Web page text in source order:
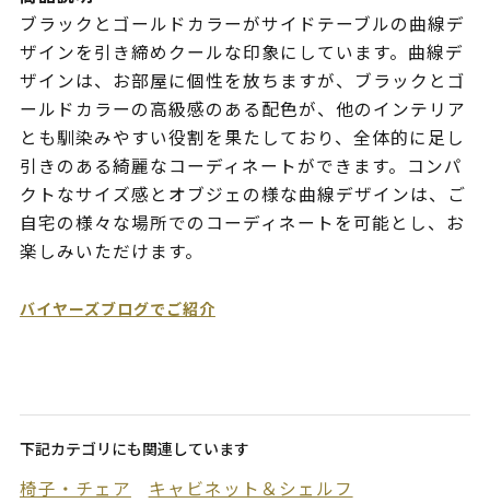
ブラックとゴールドカラーがサイドテーブルの曲線デ
ザインを引き締めクールな印象にしています。曲線デ
ザインは、お部屋に個性を放ちますが、ブラックとゴ
ールドカラーの高級感のある配色が、他のインテリア
とも馴染みやすい役割を果たしており、全体的に足し
引きのある綺麗なコーディネートができます。コンパ
クトなサイズ感とオブジェの様な曲線デザインは、ご
自宅の様々な場所でのコーディネートを可能とし、お
楽しみいただけます。
バイヤーズブログでご紹介
下記カテゴリにも関連しています
椅子・チェア キャビネット＆シェルフ